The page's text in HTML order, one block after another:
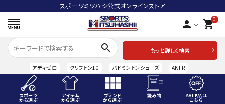
スポーツミツハシ公式オンラインストア
person 0
shopping_cart
search
もっと詳しく検索
アディゼロ クリフトン10 バドミントンシューズ AKTR
スポーツ
から選ぶ
アイテム
から選ぶ
ブランド
から選ぶ
読み物 SALE品は
こちら